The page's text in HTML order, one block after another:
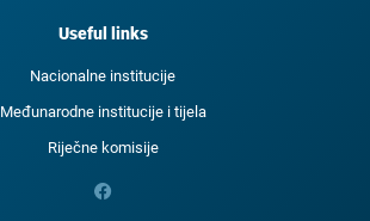
Useful links
Nacionalne institucije
Međunarodne institucije i tijela
Riječne komisije